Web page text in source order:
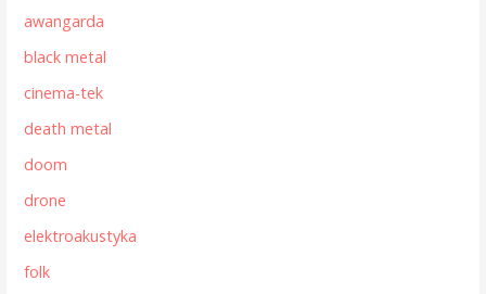
awangarda
black metal
cinema-tek
death metal
doom
drone
elektroakustyka
folk